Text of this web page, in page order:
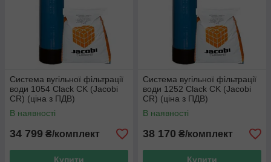
Система вугільної фільтрації
води 1054 Clack CK (Jacobi
CR) (ціна з ПДВ)
В наявності
34 799 ₴/комплект
Купити
Система вугільної фільтрації
води 1252 Clack CK (Jacobi
CR) (ціна з ПДВ)
В наявності
38 170 ₴/комплект
Купити